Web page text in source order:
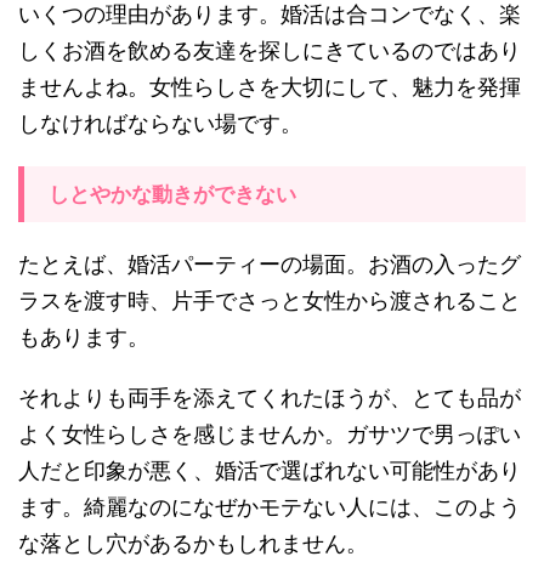
いくつの理由があります。婚活は合コンでなく、楽
しくお酒を飲める友達を探しにきているのではあり
ませんよね。女性らしさを大切にして、魅力を発揮
しなければならない場です。
しとやかな動きができない
たとえば、婚活パーティーの場面。お酒の入ったグ
ラスを渡す時、片手でさっと女性から渡されること
もあります。
それよりも両手を添えてくれたほうが、とても品が
よく女性らしさを感じませんか。ガサツで男っぽい
人だと印象が悪く、婚活で選ばれない可能性があり
ます。綺麗なのになぜかモテない人には、このよう
な落とし穴があるかもしれません。